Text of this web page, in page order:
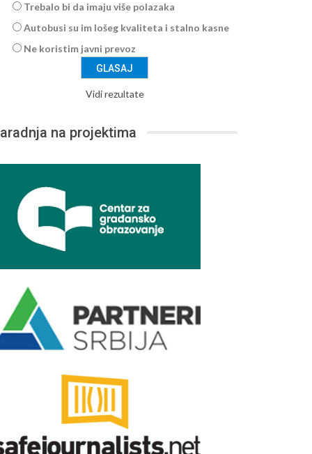
Trebalo bi da imaju više polazaka
Autobusi su im lošeg kvaliteta i stalno kasne
Ne koristim javni prevoz
Vidi rezultate
na projektima